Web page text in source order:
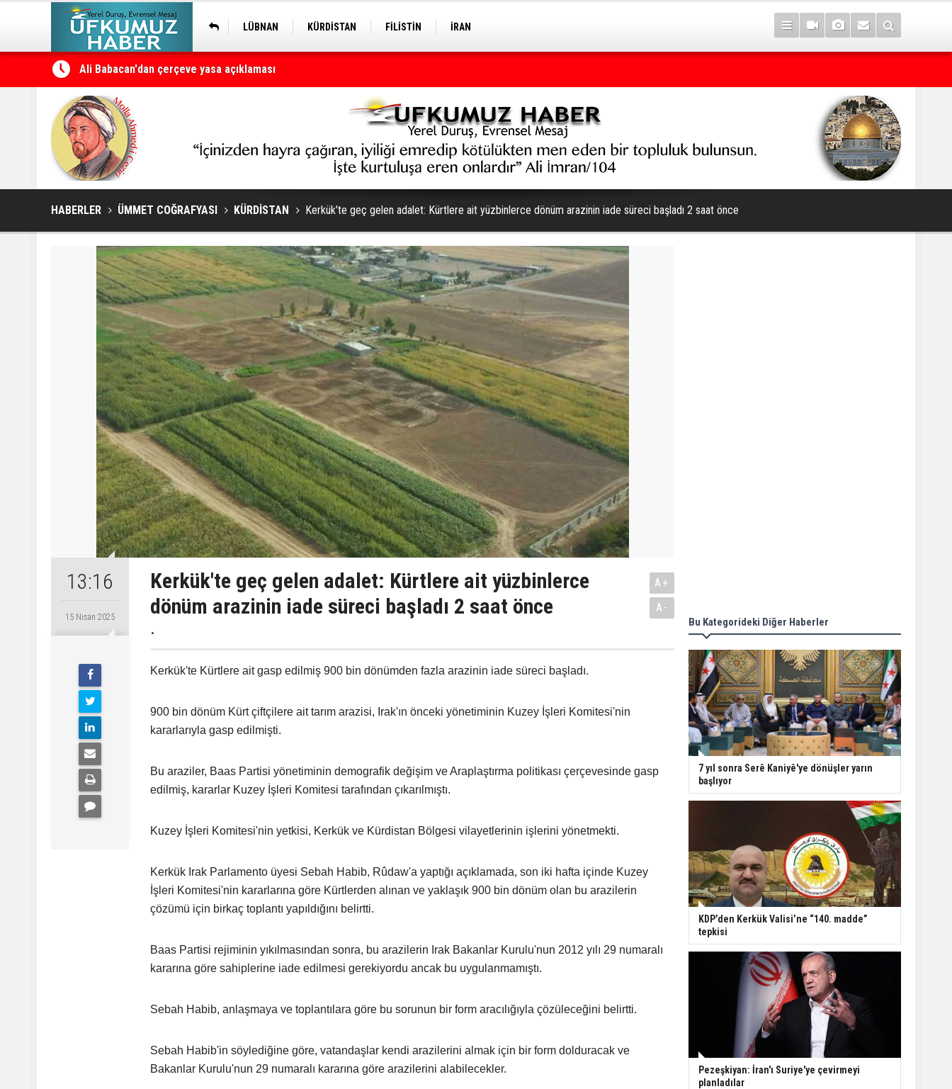
LÜBNAN KÜRDİSTAN FİLİSTİN İRAN
Ali Babacan'dan çerçeve yasa açıklaması
Petrol erzan bû
HABERLER ÜMMET COĞRAFYASI KÜRDİSTAN Kerkük'te geç gelen adalet: Kürtlere ait yüzbinlerce dönüm arazinin iade süreci başladı 2 saat önce
13:16
15 Nisan 2025
Kerkük'te geç gelen adalet: Kürtlere ait yüzbinlerce
dönüm arazinin iade süreci başladı 2 saat önce
.
A+
A-
Kerkük'te Kürtlere ait gasp edilmiş 900 bin dönümden fazla arazinin iade süreci başladı.
900 bin dönüm Kürt çiftçilere ait tarım arazisi, Irak'ın önceki yönetiminin Kuzey İşleri Komitesi'nin
kararlarıyla gasp edilmişti.
Bu araziler, Baas Partisi yönetiminin demografik değişim ve Araplaştırma politikası çerçevesinde gasp
edilmiş, kararlar Kuzey İşleri Komitesi tarafından çıkarılmıştı.
Kuzey İşleri Komitesi'nin yetkisi, Kerkük ve Kürdistan Bölgesi vilayetlerinin işlerini yönetmekti.
Kerkük Irak Parlamento üyesi Sebah Habib, Rûdaw'a yaptığı açıklamada, son iki hafta içinde Kuzey
İşleri Komitesi'nin kararlarına göre Kürtlerden alınan ve yaklaşık 900 bin dönüm olan bu arazilerin
çözümü için birkaç toplantı yapıldığını belirtti.
Baas Partisi rejiminin yıkılmasından sonra, bu arazilerin Irak Bakanlar Kurulu'nun 2012 yılı 29 numaralı
kararına göre sahiplerine iade edilmesi gerekiyordu ancak bu uygulanmamıştı.
Sebah Habib, anlaşmaya ve toplantılara göre bu sorunun bir form aracılığıyla çözüleceğini belirtti.
Sebah Habib'in söylediğine göre, vatandaşlar kendi arazilerini almak için bir form dolduracak ve
Bakanlar Kurulu'nun 29 numaralı kararına göre arazilerini alabilecekler.
Bu Kategorideki Diğer Haberler
7 yıl sonra Serê Kaniyê'ye dönüşler yarın
başlıyor
KDP’den Kerkük Valisi’ne “140. madde”
tepkisi
Pezeşkiyan: İran'ı Suriye'ye çevirmeyi
planladılar